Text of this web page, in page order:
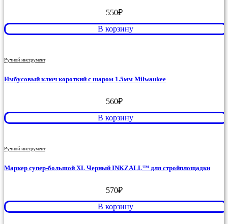
550₽
В корзину
Ручной инструмент
Имбусовый ключ короткий с шаром 1.5мм Milwaukee
560₽
В корзину
Ручной инструмент
Маркер супер-большой XL Черный INKZALL™ для стройплощадки
570₽
В корзину